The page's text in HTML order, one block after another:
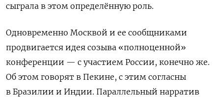
сыграла в этом определённую роль.
Одновременно Москвой и ее сообщниками
продвигается идея созыва «полноценной»
конференции — с участием России, конечно же.
Об этом говорят в Пекине, с этим согласны
в Бразилии и Индии. Параллельный нарратив